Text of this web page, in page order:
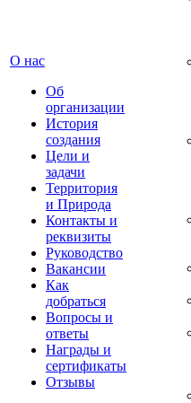
О нас
Об
организации
История
создания
Цели и
задачи
Территория
и Природа
Контакты и
реквизиты
Руководство
Вакансии
Как
добраться
Вопросы и
ответы
Награды и
сертификаты
Отзывы